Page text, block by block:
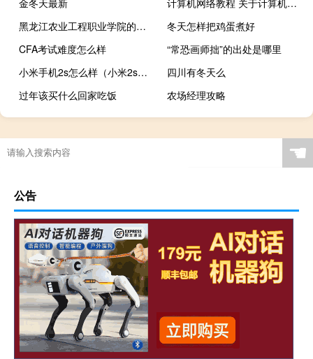
黑龙江农业工程职业学院的专业有哪些
冬天怎样把鸡蛋煮好
CFA考试难度怎么样
“常恐画师拙”的出处是哪里
小米手机2s怎么样（小米2s怎么样啊）
四川有冬天么
过年该买什么回家吃饭
农场经理攻略
☚
公告